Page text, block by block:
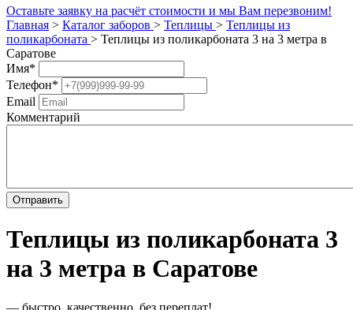
Оставьте заявку на расчёт стоимости и мы Вам перезвоним!
Главная > Каталог заборов > Теплицы > Теплицы из
поликарбоната > Теплицы из поликарбоната 3 на 3 метра в
Саратове
Имя*
Телефон*
Email
Комментарий
Теплицы из поликарбоната 3
на 3 метра в Саратове
— быстро, качественно, без переплат!